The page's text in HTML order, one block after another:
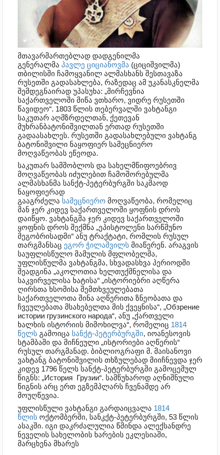
მთავარმართებლად დადგენილმა
გენერალმა პავლე ციციანოვმა (ციციშვილმა)
თბილისში ჩამოყვანილ ალმასხანს შესთავაზა
რუსეთში გადასახლება, რაზედაც ამ უკანასკნელმა
შემდეგნაირად უპასუხა: „მირჩევნია
საქართველოში მიწა ვთხარო, ვიდრე რუსეთში
წავიდეო“. 1803 წლის თებერვალში ვახტანგი
საკუთარ აღმზრდელთან, ქეთევან
მუხრანბატონიშვილთან ერთად რუსეთში
გადაასახლეს. რუსეთში გადასახლებული ვახტანგ
ბატონიშვილი ნაყოფიერ სამეცნიერო
მოღვაწეობას ეწეოდა.
საკუთარ სამშობლოს და სახელმწიფოებრივ
მოღვაწეობას იძულებით ჩამოშორებულმა
ალმასხანმა სანქტ-პეტერბურგში საკმაოდ
ნაყოფიერად
გააგრძელა სამეცნიერო მოღვაწეობა, რომელიც
მან ჯერ კიდევ საქართველოში ყოფნის დროს
დაიწყო. ვახტანგმა ჯერ კიდევ საქართველოში
ყოფნის დროს შექმნა „ეპისტოლენი სარწმუნო
მეგობრისადმი“ ანუ ტრაქტატი, რომლის რუსულ
თარგმანსაც ეგორ ჭილაშვილს მიაწერენ. არაგვის
საუფლისწულო მამულის მფლობელმა,
უფლისწულმა ვახტანგმა, სხვადასხვა პერიოდში
შეადგინა „აკოლოთია ხელთუქმნელისა და
საკვირველისა ხატისა“ „ისტორიებრი აღწერა
ღირსთა ხსომისა შემთხვეულებათა
საქართველოთა შინა აღწერითა ზნეობათა და
ჩვეულებათა მსახებელთა მის ქვეყნისა“, „Обзрение
истории грузинского народа“, ანუ „ქართველი
ხალხის ისტორიის მიმოხილვა“, რომელიც 1814
წელს გამოიცა სანქტ-პეტერბურგში, იოანესოვის
სტამბაში და მიჩნეული „ისტორიები აღწერის“
რუსულ თარგმანად. ბიბლიოგრაფი მ. მაისანოვი
ვახტანგ ბატონიშვილის თხზულებად მიიჩნევდა ჯერ
კიდევ 1796 წელს სანქტ-პეტერბურგში გამოცემულ
წიგნს: „История Грузии“. სამწუხაროდ აღნიშნული
წიგნის არც ერთ ეგზემპლარს ჩვენამდე არ
მოუღწევია.
უფლისწული ვახტანგი გარდაიცვალა 1814
წლის ოქტომბერში, სანკქტ-პეტერბურგში, 53 წლის
ასაკში. იგი დაკრძალულია წმინდა ალექსანდრე
ნეველის სახელობის ხარების ეკლესიაში,
მარცხენა მხარეს